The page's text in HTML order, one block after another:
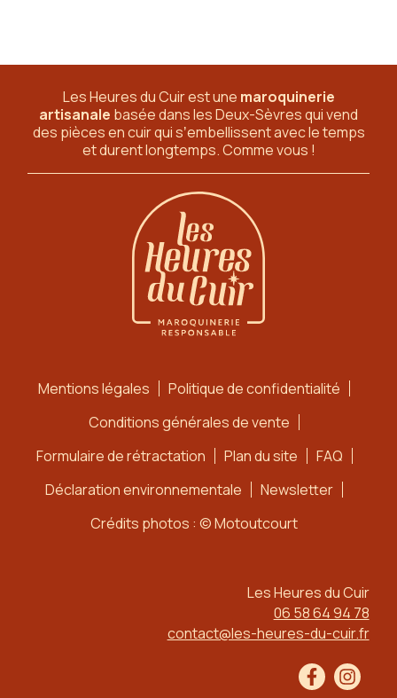
Les Heures du Cuir est une maroquinerie
artisanale basée dans les Deux-Sèvresqui vend
des pièces en cuir qui sʼembellissent avec le temps
et durent longtemps. Comme vous !
Mentions légales
Politique de confidentialité
Conditions générales de vente
Formulaire de rétractation
Plan du site
FAQ
Déclaration environnementale
Newsletter
Crédits photos : © Motoutcourt
Les Heures du Cuir
06 58 64 94 78
contact@les-heures-du-cuir.fr
Facebook